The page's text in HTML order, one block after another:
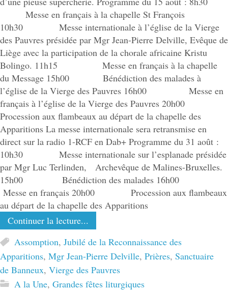
Messe en français à la chapelle St François
10h30 Messe internationale à l’église de la Vierge
des Pauvres présidée par Mgr Jean-Pierre Delville, Evêque de
Liège avec la participation de la chorale africaine Kristu
Bolingo. 11h15 Messe en français à la chapelle
du Message 15h00 Bénédiction des malades à
l’église de la Vierge des Pauvres 16h00 Messe en
français à l’église de la Vierge des Pauvres 20h00
Procession aux flambeaux au départ de la chapelle des
Apparitions La messe internationale sera retransmise en
direct sur la radio 1-RCF en Dab+ Programme du 31 août :
10h30 Messe internationale sur l’esplanade présidée
par Mgr Luc Terlinden, Archevêque de Malines-Bruxelles.
15h00 Bénédiction des malades 16h00
Messe en français 20h00 Procession aux flambeaux
au départ de la chapelle des Apparitions
Continuer la lecture...
Assomption, Jubilé de la Reconnaissance des
Apparitions, Mgr Jean-Pierre Delville, Prières, Sanctuaire
de Banneux, Vierge des Pauvres
A la Une, Grandes fêtes liturgiques